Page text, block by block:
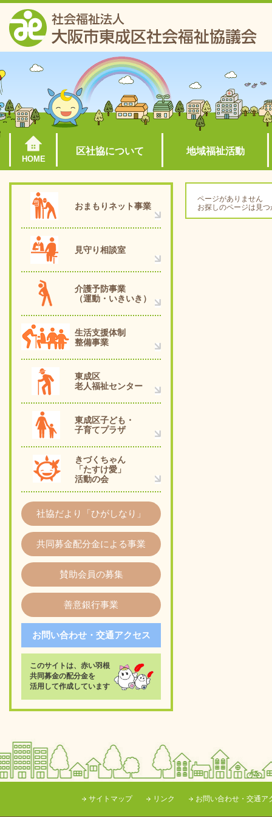
HOME
区社協について 地域福祉活動
おまもりネット事業
見守り相談室
介護予防事業
（運動・いきいき）
生活支援体制
整備事業
東成区
老人福祉センター
東成区子ども・
子育てプラザ
きづくちゃん
「たすけ愛」
活動の会
社協だより「ひがしなり」
共同募金配分金による事業
賛助会員の募集
善意銀行事業
お問い合わせ・交通アクセス
このサイトは、赤い羽根
共同募金の配分金を
活用して作成しています
ページがありません
お探しのページは見
サイトマップ リンク お問い合わせ・交通ア